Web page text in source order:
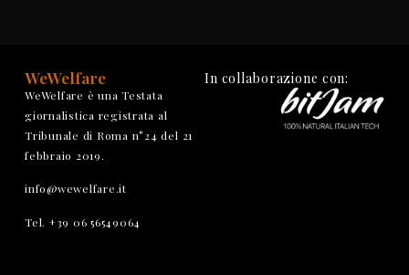
WeWelfare
WeWelfare è una Testata
giornalistica registrata al
Tribunale di Roma n°24 del 21
febbraio 2019.
info@wewelfare.it
Tel. +39 06 56549064
In collaborazione con: